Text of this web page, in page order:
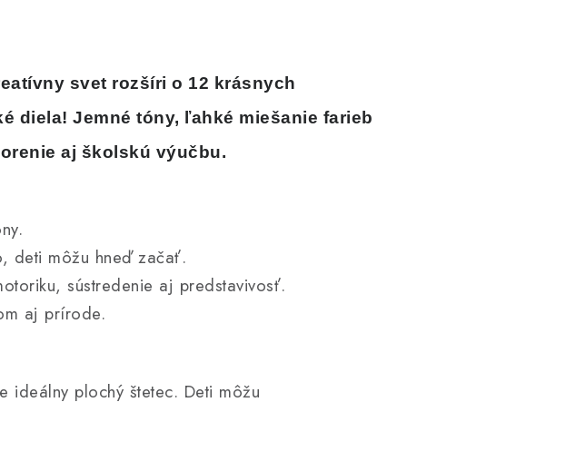
svet rozšíri o 12 krásnych
diela! Jemné tóny, ľahké miešanie farieb
aj školskú výučbu.
deti môžu hneď začať.
sústredenie aj predstavivosť.
aj prírode.
ideálny plochý štetec. Deti môžu